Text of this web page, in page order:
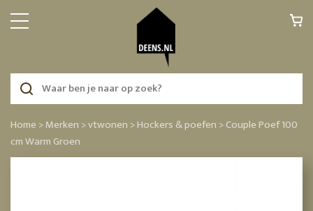
Home >Merken >vtwonen >Hockers & poefen >Couple Poef 100
cm Warm Groen